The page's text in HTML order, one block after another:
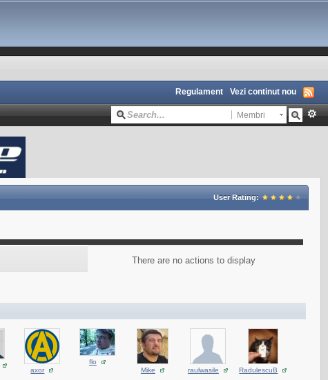
Regulament Vezi continut nou
Membri
User Rating:
There are no actions to display
axor
flo
Mike
raulwasile RadulescuB